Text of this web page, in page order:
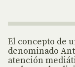
El concepto de
denominado
atención